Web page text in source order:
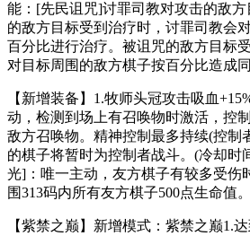
能：[先民诅咒]讨罪司教对攻击的敌
的敌方目标受到治疗时，讨罪司教会
百分比进行治疗。被诅咒的敌方目标
对目标周围的敌方棋子按百分比造成
【新增装备】1.牧师头冠攻击吸血
动，检测到场上有召唤物时激活，控
敌方召唤物。精神控制最多持续(控制
的棋子将暂时为控制者战斗。(冷却时
光]：唯一主动，友方棋子有较多受伤
围313码内所有友方棋子500点生命值
【紫禁之巅】新增模式：紫禁之巅1.